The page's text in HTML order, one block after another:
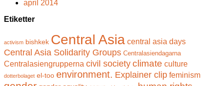
april 2014
Etiketter
activism bishkek Central Asia central asia days
Central Asia Solidarity Groups Centralasiendagarna
Centralasiengrupperna civil society climate culture
dotterbolaget el-too environment. Explainer clip feminism